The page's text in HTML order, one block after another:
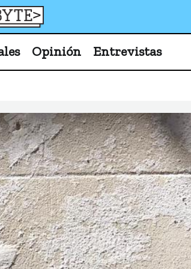
Opinión Entrevistas